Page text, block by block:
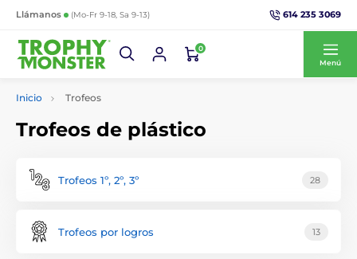
Llámanos (Mo-Fr 9-18, Sa 9-13) 614 235 3069
0
Menú
Inicio Trofeos
Trofeos de plástico
Trofeos 1º, 2º, 3º 28
Trofeos por logros 13